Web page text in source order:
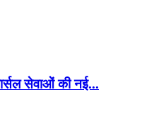
सेवाओं की नई...